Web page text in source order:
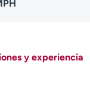
y experiencia